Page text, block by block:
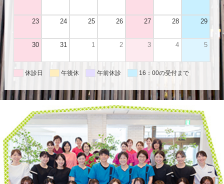
23 24 25 26 27 28 29
30 31 1 2 3 4 5
休診日 午後休 午前休診 16：00の受付まで